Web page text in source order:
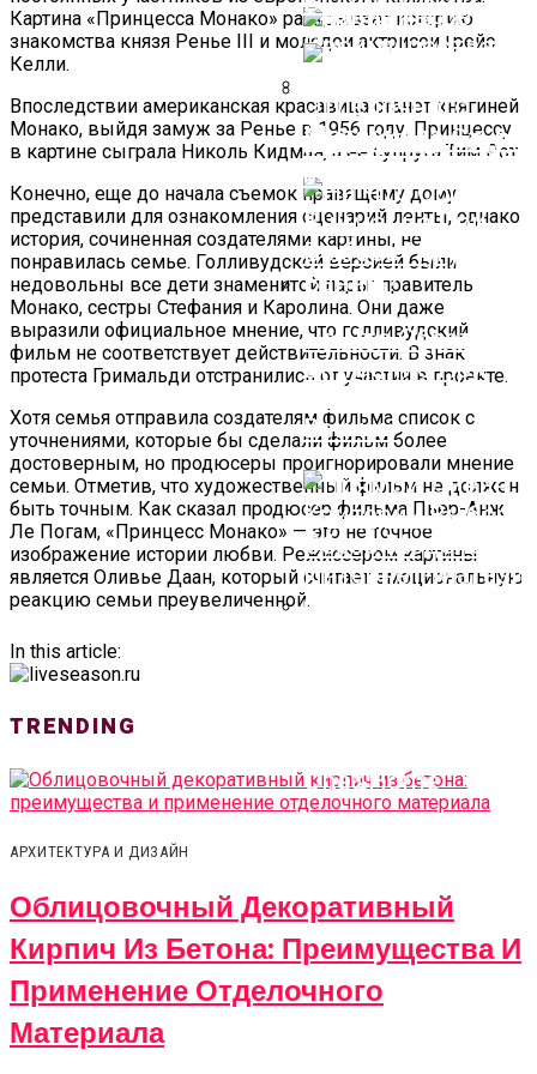
Кирпич Из Бетона:
Преимущества И
Отделочного
Материала
На Что Обратить
Внимание При
Ванны?
One&Home
Резиновые
Для Крыльца
Movie Trailer Style
Video Ads
Картина «Принцесса Монако» раскрывает историю
знакомства князя Ренье III и молодой актрисой Грейс
Келли.
Впоследствии американская красавица станет княгиней
Монако, выйдя замуж за Ренье в 1956 году. Принцессу
в картине сыграла Николь Кидман, а ее супруга Тим Рот.
Конечно, еще до начала съемок правящему дому
представили для ознакомления сценарий ленты, однако
история, сочиненная создателями картины, не
понравилась семье. Голливудской версией были
недовольны все дети знаменитой пары: правитель
Монако, сестры Стефания и Каролина. Они даже
выразили официальное мнение, что голливудский
фильм не соответствует действительности. В знак
протеста Гримальди отстранились от участия в проекте.
Хотя семья отправила создателям фильма список с
уточнениями, которые бы сделали фильм более
достоверным, но продюсеры проигнорировали мнение
семьи. Отметив, что художественный фильм не должен
быть точным. Как сказал продюсер фильма Пьер-Анж
Ле Погам, «Принцесс Монако» — это не точное
изображение истории любви. Режиссером картины
является Оливье Даан, который считает эмоциональную
реакцию семьи преувеличенной.
In this article:
TRENDING
АРХИТЕКТУРА И ДИЗАЙН
Облицовочный Декоративный
Кирпич Из Бетона: Преимущества И
Применение Отделочного
Материала